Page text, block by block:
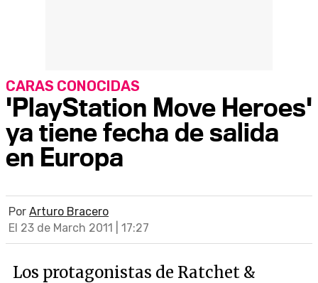
'PlayStation Move Heroes'
ya tiene fecha de salida
en Europa
CARAS CONOCIDAS
Por Arturo Bracero
El 23 de March 2011 | 17:27
Los protagonistas de Ratchet &